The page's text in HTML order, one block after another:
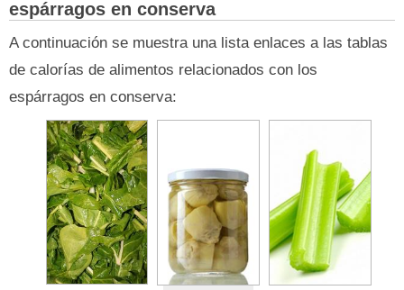
espárragos en conserva
A continuación se muestra una lista enlaces a las tablas
de calorías de alimentos relacionados con los
espárragos en conserva: